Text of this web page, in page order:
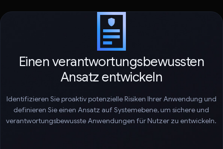
Einen verantwortungsbewussten
Ansatz entwickeln
Identifizieren Sie proaktiv potenzielle Risiken Ihrer Anwendung und
definieren Sie einen Ansatz auf Systemebene, um sichere und
verantwortungsbewusste Anwendungen für Nutzer zu entwickeln.